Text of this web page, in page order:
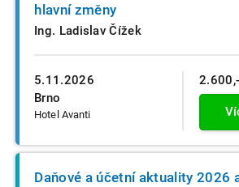
5.11.2026
Brno
Hotel Avanti
hlavní změny
Ing. Ladislav Čížek
Daňové a účetní aktuality 2026